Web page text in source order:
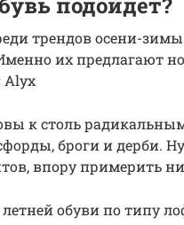
трендов осени-зимы
их предлагают
Alyx
к столь
броги и дерби.
впору примерить
обуви по типу